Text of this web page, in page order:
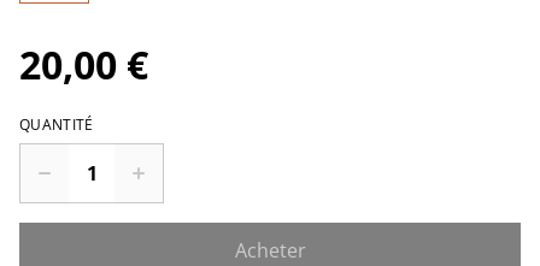
20,00 €
QUANTITÉ
Acheter